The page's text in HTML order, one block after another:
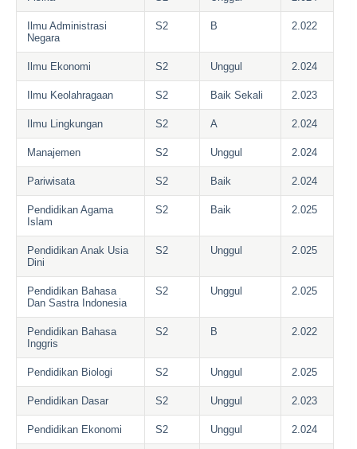
Ilmu Administrasi
Negara
S2 B 2.022
Ilmu Ekonomi S2 Unggul 2.024
Ilmu Keolahragaan S2 Baik Sekali 2.023
Ilmu Lingkungan S2 A 2.024
Manajemen S2 Unggul 2.024
Pariwisata S2 Baik 2.024
Pendidikan Agama
Islam
S2 Baik 2.025
Pendidikan Anak Usia
Dini
S2 Unggul 2.025
Pendidikan Bahasa
Dan Sastra Indonesia
S2 Unggul 2.025
Pendidikan Bahasa
Inggris
S2 B 2.022
Pendidikan Biologi S2 Unggul 2.025
Pendidikan Dasar S2 Unggul 2.023
Pendidikan Ekonomi S2 Unggul 2.024